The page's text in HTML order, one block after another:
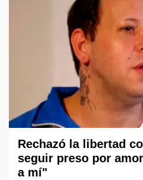
Rechazó la libertad
seguir preso por
a mí"